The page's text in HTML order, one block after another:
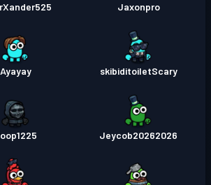
Jaxonpro
Ayayay skibiditoiletScary
Jeycob20262026